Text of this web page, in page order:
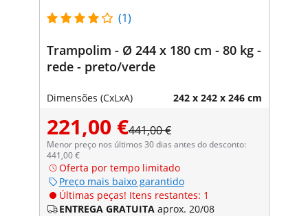
(1)
Trampolim - Ø 244 x 180 cm - 80 kg -
rede - preto/verde
Dimensões (CxLxA) 242 x 242 x 246 cm
221,00 €441,00 €
Menor preço nos últimos 30 dias antes do desconto:
441,00 €
Oferta por tempo limitado
Preço mais baixo garantido
Últimas peças! Itens restantes: 1
ENTREGA GRATUITA aprox. 20/08